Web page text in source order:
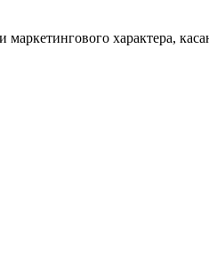
характера,